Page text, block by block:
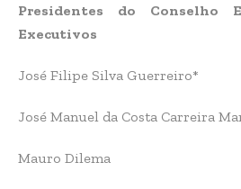
Presidentes do Conselho
Executivos
José Filipe Silva Guerreiro*
José Manuel da Costa Carreira
Mauro Dilema